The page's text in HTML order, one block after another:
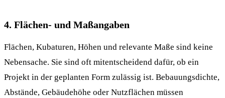
4. Flächen- und Maßangaben
Flächen, Kubaturen, Höhen und relevante Maße sind keine
Nebensache. Sie sind oft mitentscheidend dafür, ob ein
Projekt in der geplanten Form zulässig ist. Bebauungsdichte,
Abstände, Gebäudehöhe oder Nutzflächen müssen